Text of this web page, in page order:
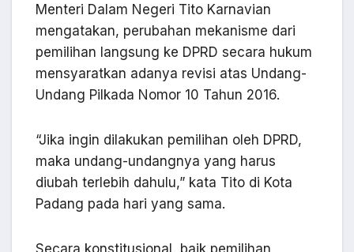
Menteri Dalam Negeri Tito Karnavian
mengatakan, perubahan mekanisme dari
pemilihan langsung ke DPRD secara hukum
mensyaratkan adanya revisi atas Undang-
Undang Pilkada Nomor 10 Tahun 2016.
“Jika ingin dilakukan pemilihan oleh DPRD,
maka undang-undangnya yang harus
diubah terlebih dahulu,” kata Tito di Kota
Padang pada hari yang sama.
Secara konstitusional, baik pemilihan